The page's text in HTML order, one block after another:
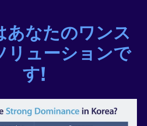
あなたのワンス
リューションで
す!